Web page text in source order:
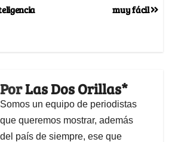
muy fácil
PorLas Dos Orillas*
Somos un equipo de periodistas
que queremos mostrar, además
del país de siempre, ese que